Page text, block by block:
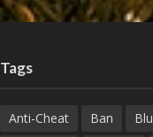
Tags
Anti-Cheat Ban